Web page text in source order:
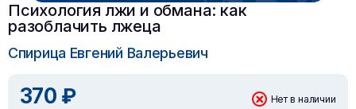
Психология лжи и обмана: как
разоблачить лжеца
Спирица Евгений Валерьевич
370 ₽ Нет в наличии